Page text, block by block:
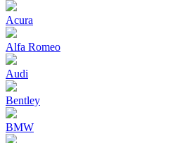
Acura
Alfa Romeo
Audi
Bentley
BMW